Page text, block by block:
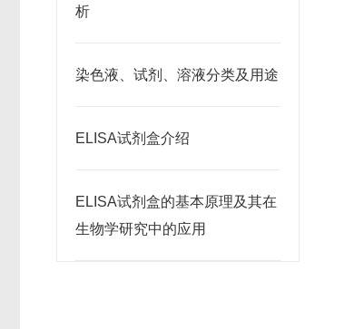
析
染色液、试剂、溶液分类及用途
ELISA试剂盒介绍
ELISA试剂盒的基本原理及其在
生物学研究中的应用